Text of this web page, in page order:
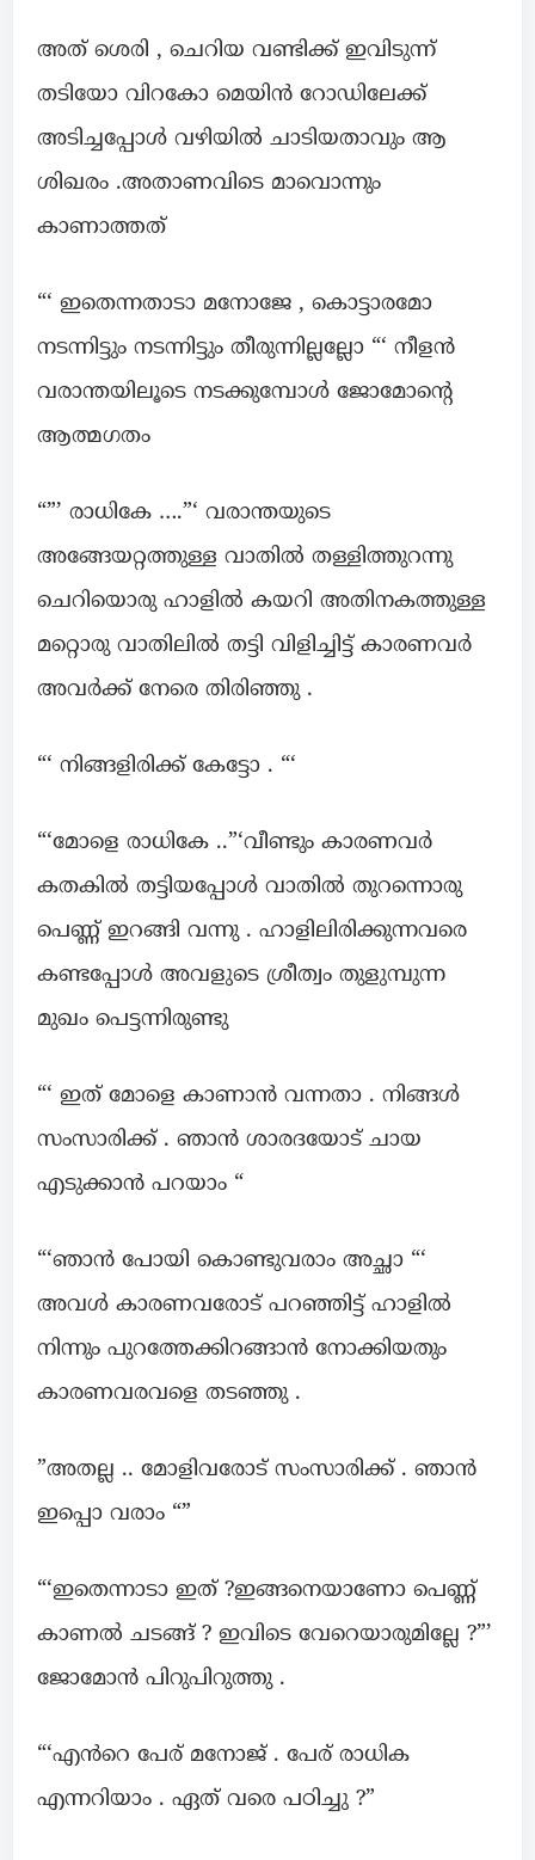
അത് ശെരി , ചെറിയ വണ്ടിക്ക് ഇവിടുന്ന്
തടിയോ വിറകോ മെയിൻ റോഡിലേക്ക്
അടിച്ചപ്പോൾ വഴിയിൽ ചാടിയതാവും ആ
ശിഖരം .അതാണവിടെ മാവൊന്നും
കാണാത്തത്
“‘ ഇതെന്നതാടാ മനോജേ , കൊട്ടാരമോ
നടന്നിട്ടും നടന്നിട്ടും തീരുന്നില്ലല്ലോ “‘ നീളൻ
വരാന്തയിലൂടെ നടക്കുമ്പോൾ ജോമോന്റെ
ആത്മഗതം
“”’ രാധികേ ….”‘ വരാന്തയുടെ
അങ്ങേയറ്റത്തുള്ള വാതിൽ തള്ളിത്തുറന്നു
ചെറിയൊരു ഹാളിൽ കയറി അതിനകത്തുള്ള
മറ്റൊരു വാതിലിൽ തട്ടി വിളിച്ചിട്ട് കാരണവർ
അവർക്ക് നേരെ തിരിഞ്ഞു .
“‘ നിങ്ങളിരിക്ക് കേട്ടോ . “‘
“‘മോളെ രാധികേ ..”‘വീണ്ടും കാരണവർ
കതകിൽ തട്ടിയപ്പോൾ വാതിൽ തുറന്നൊരു
പെണ്ണ് ഇറങ്ങി വന്നു . ഹാളിലിരിക്കുന്നവരെ
കണ്ടപ്പോൾ അവളുടെ ശ്രീത്വം തുളുമ്പുന്ന
മുഖം പെട്ടന്നിരുണ്ടു
“‘ ഇത് മോളെ കാണാൻ വന്നതാ . നിങ്ങൾ
സംസാരിക്ക് . ഞാൻ ശാരദയോട് ചായ
എടുക്കാൻ പറയാം “
“‘ഞാൻ പോയി കൊണ്ടുവരാം അച്ഛാ “‘
അവൾ കാരണവരോട് പറഞ്ഞിട്ട് ഹാളിൽ
നിന്നും പുറത്തേക്കിറങ്ങാൻ നോക്കിയതും
കാരണവരവളെ തടഞ്ഞു .
”അതല്ല .. മോളിവരോട് സംസാരിക്ക് . ഞാൻ
ഇപ്പൊ വരാം “”
“‘ഇതെന്നാടാ ഇത് ?ഇങ്ങനെയാണോ പെണ്ണ്
കാണൽ ചടങ്ങ് ? ഇവിടെ വേറെയാരുമില്ലേ ?”’
ജോമോൻ പിറുപിറുത്തു .
“‘എൻറെ പേര് മനോജ് . പേര് രാധിക
എന്നറിയാം . ഏത് വരെ പഠിച്ചു ?”